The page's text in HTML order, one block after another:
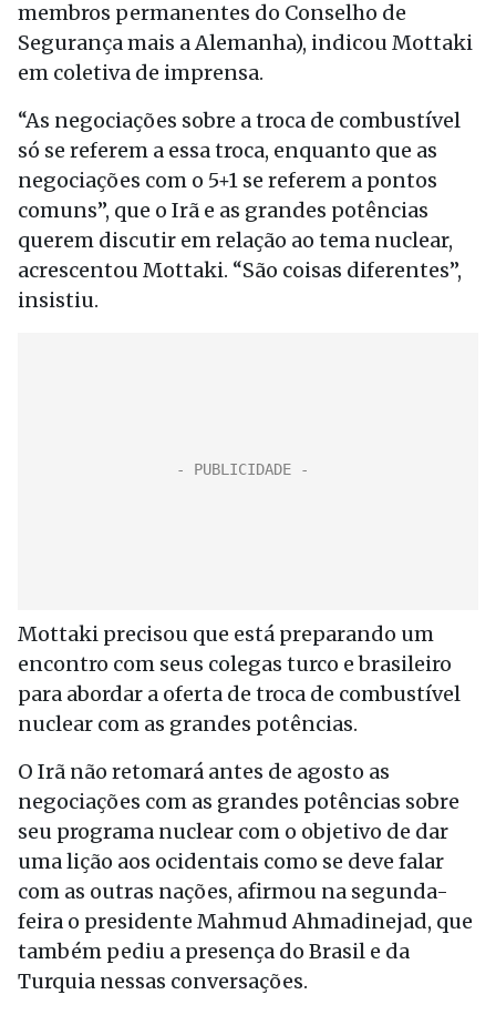
membros permanentes do Conselho de
Segurança mais a Alemanha), indicou Mottaki
em coletiva de imprensa.
“As negociações sobre a troca de combustível
só se referem a essa troca, enquanto que as
negociações com o 5+1 se referem a pontos
comuns”, que o Irã e as grandes potências
querem discutir em relação ao tema nuclear,
acrescentou Mottaki. “São coisas diferentes”,
insistiu.
Mottaki precisou que está preparando um
encontro com seus colegas turco e brasileiro
para abordar a oferta de troca de combustível
nuclear com as grandes potências.
O Irã não retomará antes de agosto as
negociações com as grandes potências sobre
seu programa nuclear com o objetivo de dar
uma lição aos ocidentais como se deve falar
com as outras nações, afirmou na segunda-
feira o presidente Mahmud Ahmadinejad, que
também pediu a presença do Brasil e da
Turquia nessas conversações.